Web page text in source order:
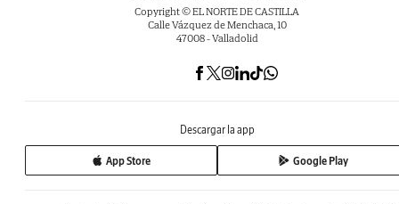
Copyright © EL NORTE DE CASTILLA
Calle Vázquez de Menchaca, 10
47008 - Valladolid
Descargar la app
App Store Google Play